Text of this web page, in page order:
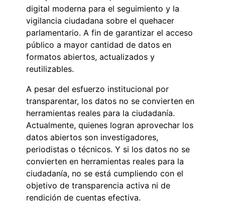
digital moderna para el seguimiento y la
vigilancia ciudadana sobre el quehacer
parlamentario. A fin de garantizar el acceso
público a mayor cantidad de datos en
formatos abiertos, actualizados y
reutilizables.
A pesar del esfuerzo institucional por
transparentar, los datos no se convierten en
herramientas reales para la ciudadanía.
Actualmente, quienes logran aprovechar los
datos abiertos son investigadores,
periodistas o técnicos. Y si los datos no se
convierten en herramientas reales para la
ciudadanía, no se está cumpliendo con el
objetivo de transparencia activa ni de
rendición de cuentas efectiva.